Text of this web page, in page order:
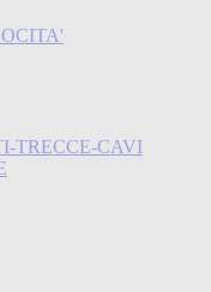
TRECCE-CAVI